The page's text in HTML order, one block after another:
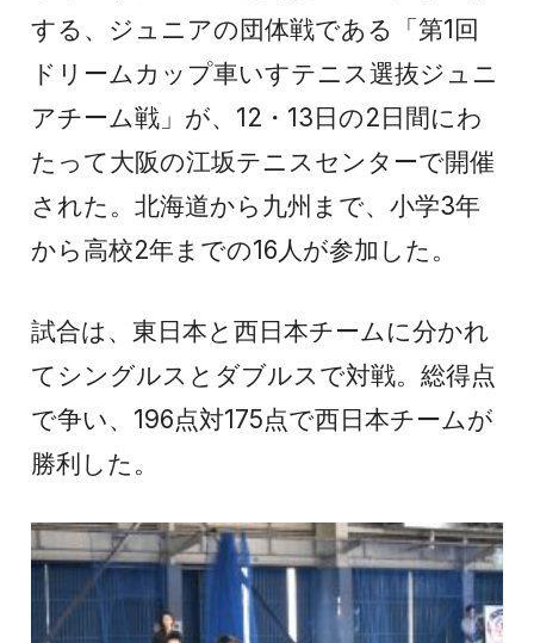
する、ジュニアの団体戦である「第1回
ドリームカップ車いすテニス選抜ジュニ
アチーム戦」が、12・13日の2日間にわ
たって大阪の江坂テニスセンターで開催
された。北海道から九州まで、小学3年
から高校2年までの16人が参加した。
試合は、東日本と西日本チームに分かれ
てシングルスとダブルスで対戦。総得点
で争い、196点対175点で西日本チームが
勝利した。